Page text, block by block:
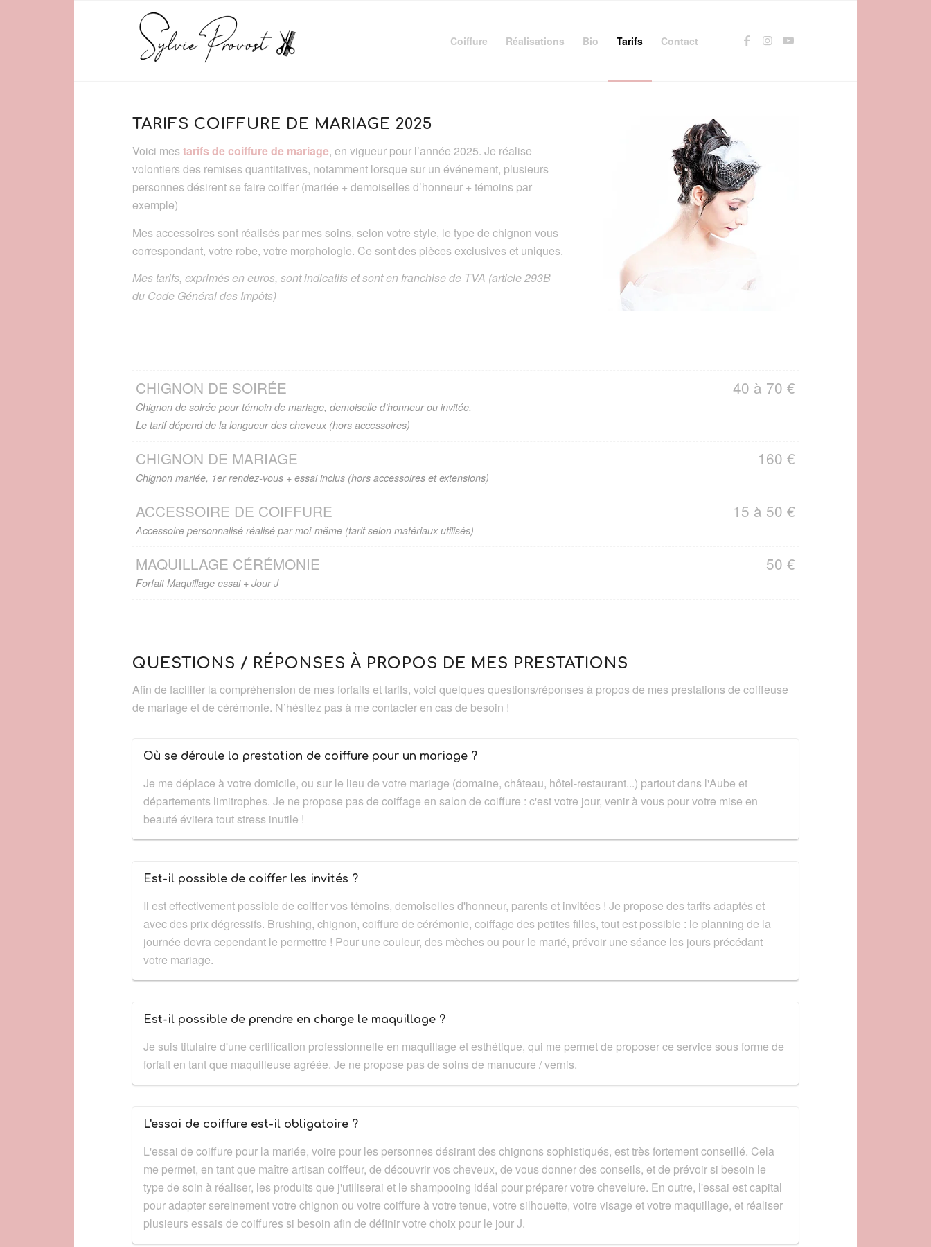
Coiffure Réalisations Bio Tarifs Contact
TARIFS COIFFURE DE MARIAGE 2025
Voici mes tarifs de coiffure de mariage, en vigueur pour l’année 2025. Je réalise
volontiers des remises quantitatives, notamment lorsque sur un événement, plusieurs
personnes désirent se faire coiffer (mariée + demoiselles d’honneur + témoins par
exemple)
Mes accessoires sont réalisés par mes soins, selon votre style, le type de chignon vous
correspondant, votre robe, votre morphologie. Ce sont des pièces exclusives et uniques.
Mes tarifs, exprimés en euros, sont indicatifs et sont en franchise de TVA (article 293B
du Code Général des Impôts)
CHIGNON DE SOIRÉE 40 à 70 €
Chignon de soirée pour témoin de mariage, demoiselle d’honneur ou invitée.
Le tarif dépend de la longueur des cheveux (hors accessoires)
CHIGNON DE MARIAGE 160 €
Chignon mariée, 1er rendez-vous + essai inclus (hors accessoires et extensions)
ACCESSOIRE DE COIFFURE 15 à 50 €
Accessoire personnalisé réalisé par moi-même (tarif selon matériaux utilisés)
MAQUILLAGE CÉRÉMONIE 50 €
Forfait Maquillage essai + Jour J
QUESTIONS / RÉPONSES À PROPOS DE MES PRESTATIONS
Afin de faciliter la compréhension de mes forfaits et tarifs, voici quelques questions/réponses à propos de mes prestations de coiffeuse
de mariage et de cérémonie. N’hésitez pas à me contacter en cas de besoin !
Où se déroule la prestation de coiffure pour un mariage ?
Je me déplace à votre domicile, ou sur le lieu de votre mariage (domaine, château, hôtel-restaurant...) partout dans l'Aube et
départements limitrophes. Je ne propose pas de coiffage en salon de coiffure : c'est votre jour, venir à vous pour votre mise en
beauté évitera tout stress inutile !
Est-il possible de coiffer les invités ?
Il est effectivement possible de coiffer vos témoins, demoiselles d'honneur, parents et invitées ! Je propose des tarifs adaptés et
avec des prix dégressifs. Brushing, chignon, coiffure de cérémonie, coiffage des petites filles, tout est possible : le planning de la
journée devra cependant le permettre ! Pour une couleur, des mèches ou pour le marié, prévoir une séance les jours précédant
votre mariage.
Est-il possible de prendre en charge le maquillage ?
Je suis titulaire d'une certification professionnelle en maquillage et esthétique, qui me permet de proposer ce service sous forme de
forfait en tant que maquilleuse agréée. Je ne propose pas de soins de manucure / vernis.
L'essai de coiffure est-il obligatoire ?
L'essai de coiffure pour la mariée, voire pour les personnes désirant des chignons sophistiqués, est très fortement conseillé. Cela
me permet, en tant que maître artisan coiffeur, de découvrir vos cheveux, de vous donner des conseils, et de prévoir si besoin le
type de soin à réaliser, les produits que j'utiliserai et le shampooing idéal pour préparer votre chevelure. En outre, l'essai est capital
pour adapter sereinement votre chignon ou votre coiffure à votre tenue, votre silhouette, votre visage et votre maquillage, et réaliser
plusieurs essais de coiffures si besoin afin de définir votre choix pour le jour J.